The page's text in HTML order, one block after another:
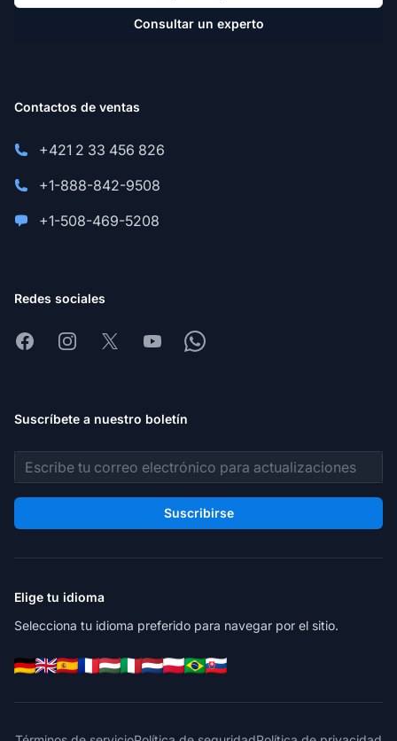
Consultar un experto
Contactos de ventas
+421 2 33 456 826
+1-888-842-9508
+1-508-469-5208
Redes sociales
FacebookInstagram
X YoutubeWhatsapp
Suscríbete a nuestro boletín
Dirección de correo electrónico
Suscribirse
Elige tu idioma
Selecciona tu idioma preferido para navegar por el sitio.